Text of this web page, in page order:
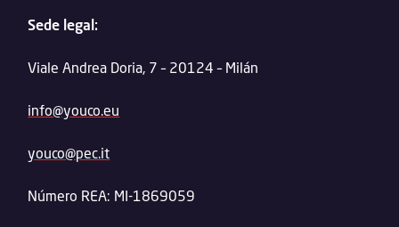
Sede legal:
Viale Andrea Doria, 7 – 20124 – Milán
info@youco.eu
youco@pec.it
Número REA: MI-1869059